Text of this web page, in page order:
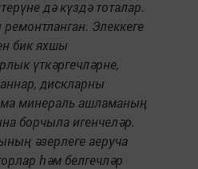
дә күздә тоталар.
Элеккеге
бик яхшы
үткәргечләрне,
дискларны
минераль ашламаның
борчыла игенчеләр.
әзерлеге аеруча
һәм белгечләр